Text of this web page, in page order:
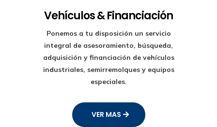
Vehículos & Financiación
Ponemos a tu disposición un servicio
integral de asesoramiento, búsqueda,
adquisición y financiación de vehículos
industriales, semirremolques y equipos
especiales.
VER MAS